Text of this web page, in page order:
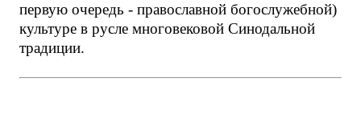
первую очередь - православной богослужебной)
культуре в русле многовековой Синодальной
традиции.